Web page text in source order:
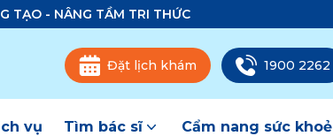
TẠO - NÂNG TẦM TRI THỨC
Đặt lịch khám 1900 2262
vụ Tìm bác sĩ Cẩm nang sức khoẻ